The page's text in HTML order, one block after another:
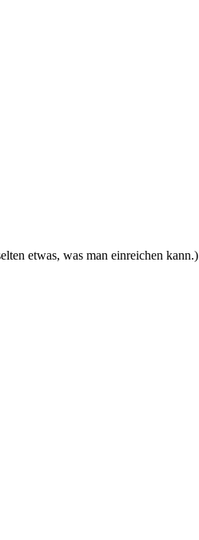
etwas, was man einreichen kann.)